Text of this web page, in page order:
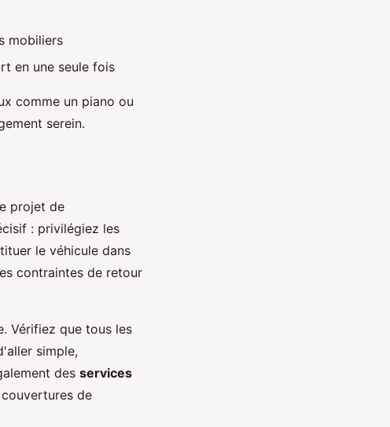
mobiliers
en une seule fois
comme un piano ou
serein.
projet de
: privilégiez les
le véhicule dans
contraintes de retour
Vérifiez que tous les
simple,
des services
de